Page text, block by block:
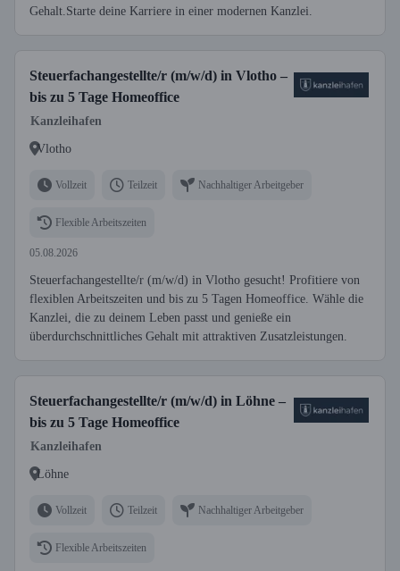
Gehalt.Starte deine Karriere in einer modernen Kanzlei.
Steuerfachangestellte/r (m/w/d) in Vlotho –
bis zu 5 Tage Homeoffice
Kanzleihafen
Vlotho
Vollzeit Teilzeit Nachhaltiger Arbeitgeber
Flexible Arbeitszeiten
05.08.2026
Steuerfachangestellte/r (m/w/d) in Vlotho gesucht! Profitiere von
flexiblen Arbeitszeiten und bis zu 5 Tagen Homeoffice. Wähle die
Kanzlei, die zu deinem Leben passt und genieße ein
überdurchschnittliches Gehalt mit attraktiven Zusatzleistungen.
Steuerfachangestellte/r (m/w/d) in Löhne –
bis zu 5 Tage Homeoffice
Kanzleihafen
Löhne
Vollzeit Teilzeit Nachhaltiger Arbeitgeber
Flexible Arbeitszeiten